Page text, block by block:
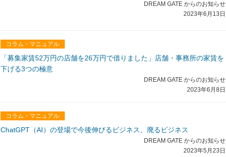
DREAM GATE からのお知らせ
2023年6月13日
コラム・マニュアル
「募集家賃52万円の店舗を26万円で借りました」店舗・事務所の家賃を
下げる3つの極意
DREAM GATE からのお知らせ
2023年6月8日
コラム・マニュアル
ChatGPT（AI）の登場で今後伸びるビジネス、廃るビジネス
DREAM GATE からのお知らせ
2023年5月23日